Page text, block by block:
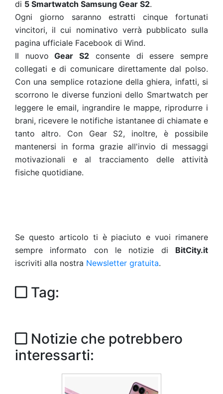
di 5 Smartwatch Samsung Gear S2.
Ogni giorno saranno estratti cinque fortunati
vincitori, il cui nominativo verrà pubblicato sulla
pagina ufficiale Facebook di Wind.
Il nuovo Gear S2 consente di essere sempre
collegati e di comunicare direttamente dal polso.
Con una semplice rotazione della ghiera, infatti, si
scorrono le diverse funzioni dello Smartwatch per
leggere le email, ingrandire le mappe, riprodurre i
brani, ricevere le notifiche istantanee di chiamate e
tanto altro. Con Gear S2, inoltre, è possibile
mantenersi in forma grazie all'invio di messaggi
motivazionali e al tracciamento delle attività
fisiche quotidiane.
Se questo articolo ti è piaciuto e vuoi rimanere
sempre informato con le notizie di BitCity.it
iscriviti alla nostra Newsletter gratuita.
Tag:
Notizie che potrebbero
interessarti: